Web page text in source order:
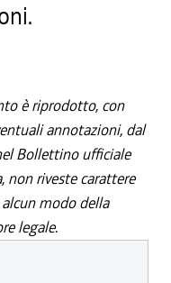
è riprodotto, con
annotazioni, dal
Bollettino ufficiale
non riveste carattere
modo della
legale.